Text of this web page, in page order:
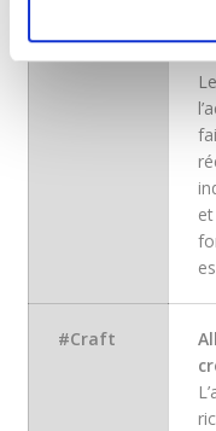
#Craft